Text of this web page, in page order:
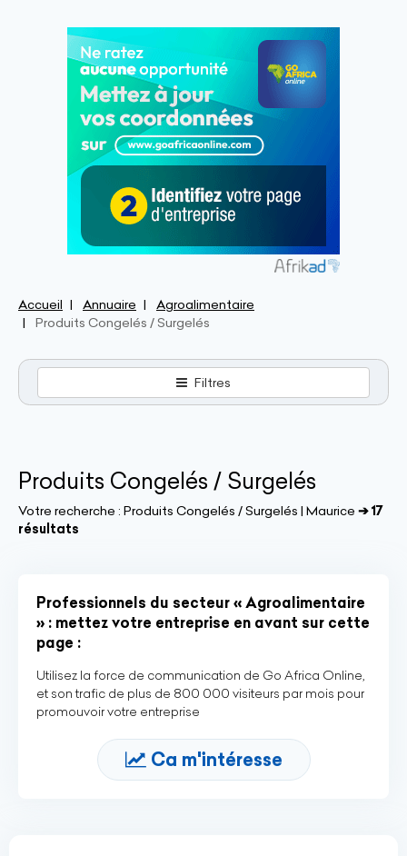
Accueil Annuaire
Agroalimentaire
Produits Congelés / Surgelés
Filtres
Produits Congelés / Surgelés
Votre recherche : Produits Congelés / Surgelés | Maurice ➔ 17
résultats
Professionnels du secteur « Agroalimentaire
» : mettez votre entreprise en avant sur cette
page :
Utilisez la force de communication de Go Africa Online,
et son trafic de plus de 800 000 visiteurs par mois pour
promouvoir votre entreprise
Ca m'intéresse